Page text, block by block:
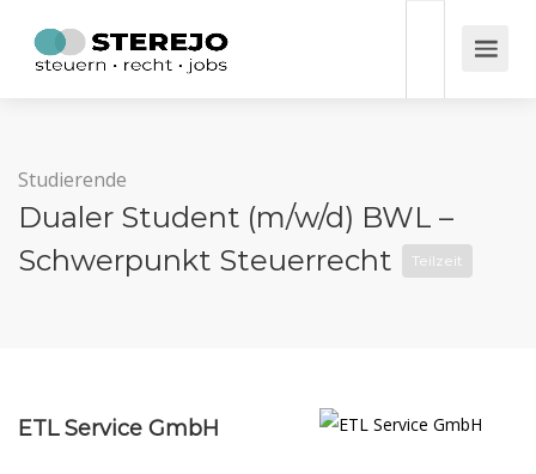
Studierende
Dualer Student (m/w/d) BWL –
Schwerpunkt Steuerrecht
Teilzeit
ETL Service GmbH